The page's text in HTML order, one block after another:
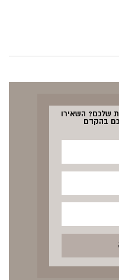
שלכם? השאירו
בהקדם